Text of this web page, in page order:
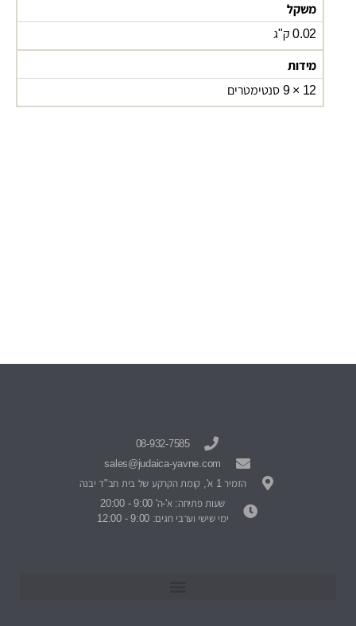
משקל
0.02 ק"ג
מידות
12 × 9 סנטימטרים
08-932-7585
sales@judaica-yavne.com
הזמיר 1 א', קומת הקרקע של בית חב"ד יבנה
שעות פתיחה: א'-ה' 9:00 - 20:00
ימי שישי וערבי חגים: 9:00 - 12:00